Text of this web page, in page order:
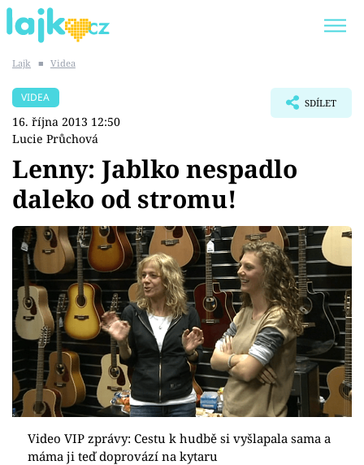
SHOPAHOLICADEL
Témata
Showbyznys
Youtubeři
Virály
Sex a vztahy
Videa
Sledujte prima+
Lajk ■ Videa
VIDEA
16. října 2013 12:50
Lucie Průchová
SDÍLET
Lenny: Jablko nespadlo
daleko od stromu!
Video VIP zprávy: Cestu k hudbě si vyšlapala sama a
máma ji teď doprovází na kytaru